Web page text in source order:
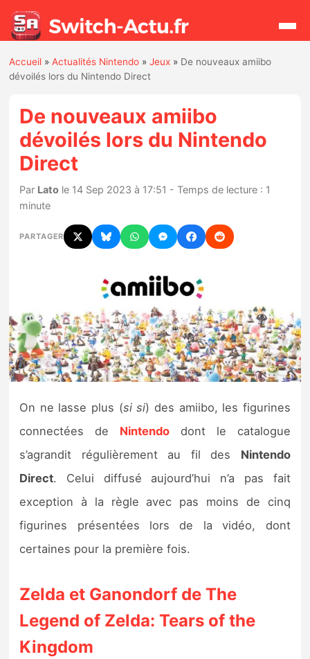
Actualités
Jeux
Hardware
Mises à jour
Nintendo Direct
Tests et previews
Tests de jeux
Tests d’accessoires
Autres tests
Previews
Précommandes
Précommandes jeux Switch 2
Sorties de jeux
Accueil »Actualités Nintendo »Jeux » De nouveaux amiibo
dévoilés lors du Nintendo Direct
De nouveaux amiibo
dévoilés lors du Nintendo
Direct
Par Lato le 14 Sep 2023 à 17:51 - Temps de lecture : 1
minute
PARTAGER
On ne lasse plus (si si) des amiibo, les figurines
connectées de Nintendo dont le catalogue
s’agrandit régulièrement au fil des Nintendo
Direct. Celui diffusé aujourd’hui n’a pas fait
exception à la règle avec pas moins de cinq
figurines présentées lors de la vidéo, dont
certaines pour la première fois.
Zelda et Ganondorf de The
Legend of Zelda: Tears of the
Kingdom